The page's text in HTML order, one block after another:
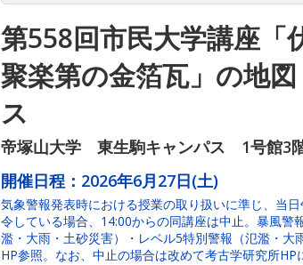
第558回市民大学講座「
聚楽第の金箔瓦」の地
ス
帝塚山大学 東生駒キャンパス 1号館3
開催日程： 2026年6月27日(土)
気象警報発表時における授業の取り扱いに準じ、当
令している場合、14:00からの同講座は中止。暴風警
濫・大雨・土砂災害）・レベル5特別警報（氾濫・大
HP参照。なお、中止の場合は改めて考古学研究所HP